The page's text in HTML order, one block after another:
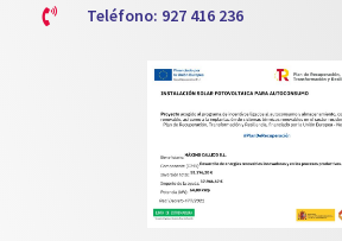
Teléfono: 927 416 236